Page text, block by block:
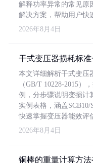
解释功率异常的常见原
解决方案，帮助用户快
2026年8月4日
干式变压器损耗标
本文详细解析干式变压
（GB/T 10228-2015）
例，分步骤说明变损计
实例表格，涵盖
快速掌握变压器能效评
2026年8月4日
铜棒的重量计算方